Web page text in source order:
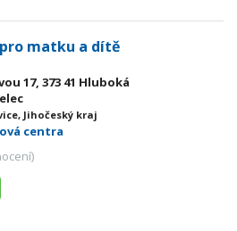
matku a dítě
17, 373 41 Hluboká
Jihočeský kraj
centra